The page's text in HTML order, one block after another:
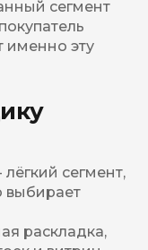
сегмент
именно эту
сегмент,
выбирает
раскладка,